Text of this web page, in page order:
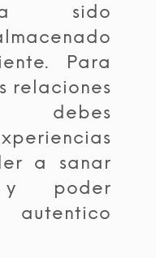
sido
Para
relaciones
debes
a sanar
poder
autentico